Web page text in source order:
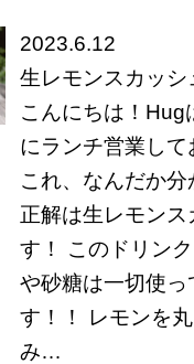
2023.6.12
生レモンスカッシ
こんにちは！Hug
にランチ営業して
これ、なんだか分
正解は生レモンス
す！ このドリン
や砂糖は一切使っ
す！！ レモンを
み…